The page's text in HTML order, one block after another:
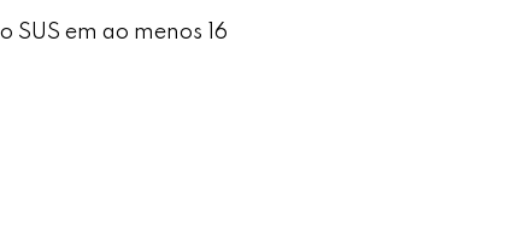
em ao menos 16